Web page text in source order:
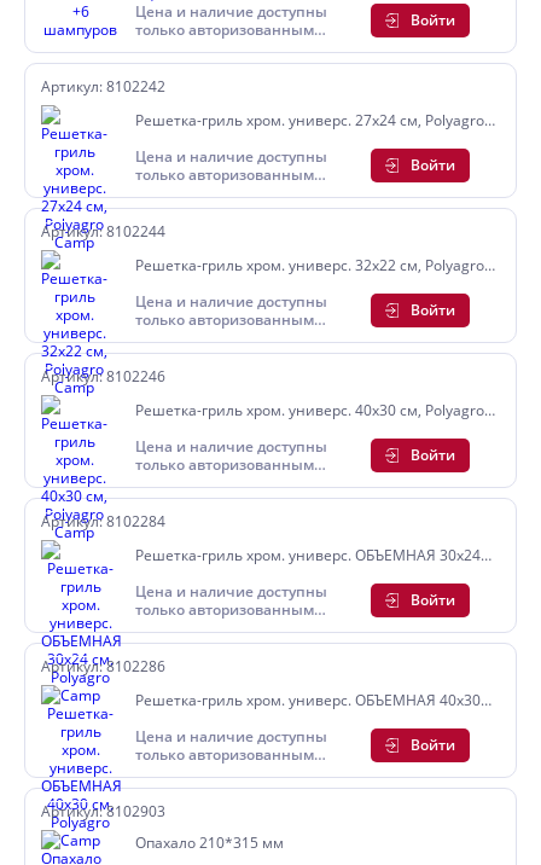
Цена и наличие доступны
только авторизованным
пользователям
Войти
Артикул: 8102242
Решетка-гриль хром. универс. 27х24 см, Polyagro
Цена и наличие доступны
только авторизованным
пользователям
Войти
Артикул: 8102244
Решетка-гриль хром. универс. 32х22 см, Polyagro
Цена и наличие доступны
только авторизованным
пользователям
Войти
Артикул: 8102246
Решетка-гриль хром. универс. 40х30 см, Polyagro
Цена и наличие доступны
только авторизованным
пользователям
Войти
Артикул: 8102284
Решетка-гриль хром. универс. ОБЪЕМНАЯ 30х24
Цена и наличие доступны
только авторизованным
пользователям
Войти
Артикул: 8102286
Решетка-гриль хром. универс. ОБЪЕМНАЯ 40х30
Цена и наличие доступны
только авторизованным
пользователям
Войти
Артикул: 8102903
Опахало 210*315 мм